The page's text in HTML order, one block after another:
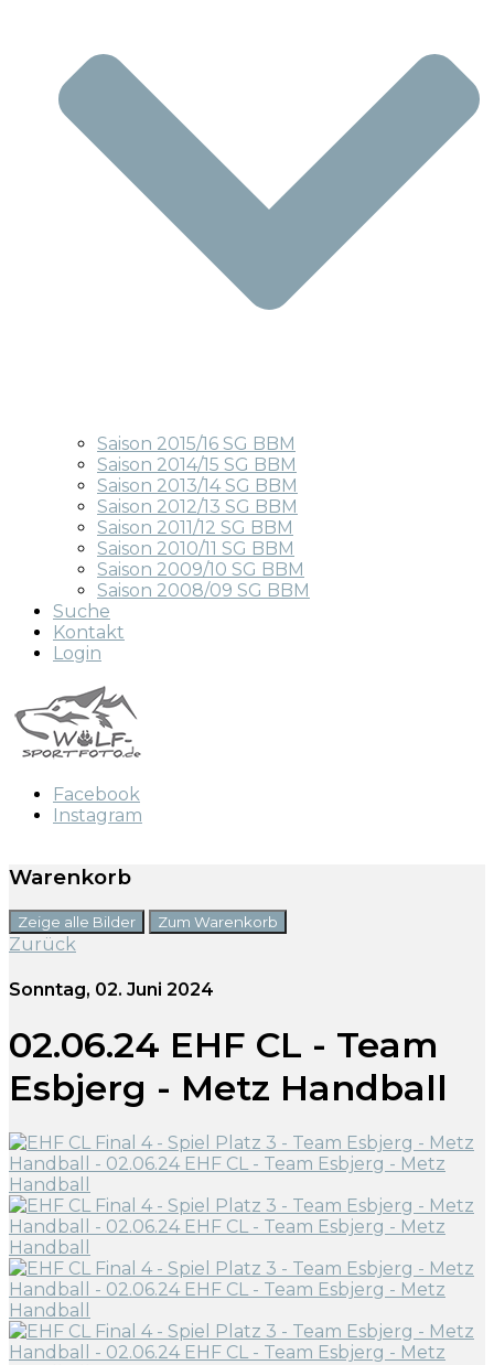
Saison 2015/16 SG BBM
Saison 2014/15 SG BBM
Saison 2013/14 SG BBM
Saison 2012/13 SG BBM
Saison 2011/12 SG BBM
Saison 2010/11 SG BBM
Saison 2009/10 SG BBM
Saison 2008/09 SG BBM
Suche
Kontakt
Login
Facebook
Instagram
Warenkorb
Zeige alle Bilder Zum Warenkorb
Zurück
Sonntag, 02. Juni 2024
02.06.24 EHF CL - Team
Esbjerg - Metz Handball